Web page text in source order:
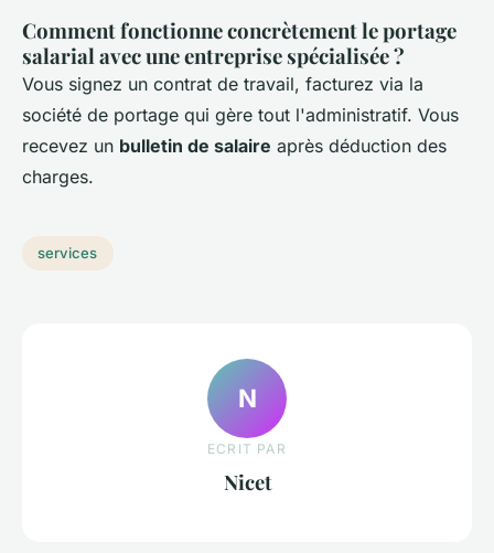
Comment fonctionne concrètement le portage
salarial avec une entreprise spécialisée ?
Vous signez un contrat de travail, facturez via la
société de portage qui gère tout l'administratif. Vous
recevez un bulletin de salaire après déduction des
charges.
services
N
ECRIT PAR
Nicet